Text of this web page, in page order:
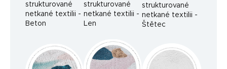
strukturované
netkané textilii -
Beton
strukturované
netkané textilii -
Len
strukturované
netkané textilii -
Štětec